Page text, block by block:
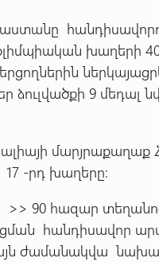
խաղերի
9 մեդալ
մարյրաքաղաք
-րդ խաղերը։
90 հազար
հանդիսավոր
ժամանակվա